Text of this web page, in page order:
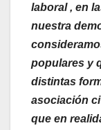
laboral , en
nuestra
populares y
distintas
asociación
que en